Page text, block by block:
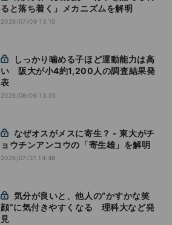
ると落ち着く」メカニズムを解明
2026/07/09 13:10
い 阪大が小4約1,200人の調査結果発
表
2026/08/06 13:05
ョウチンアンコウの「寄生雄」を解明
2026/07/31 14:48
顔”に気付きやすくなる 理科大など発
見